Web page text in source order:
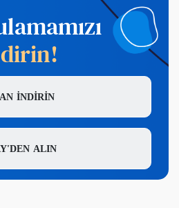
İNDİRİN
ALIN